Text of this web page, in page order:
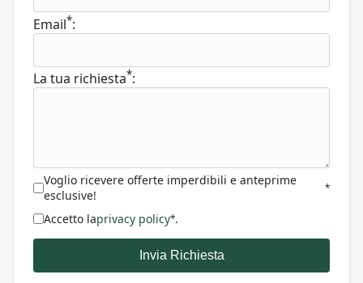
Email*:
La tua richiesta*:
Voglio ricevere offerte imperdibili e anteprime
esclusive!
*
Accetto laprivacy policy*.
Invia Richiesta